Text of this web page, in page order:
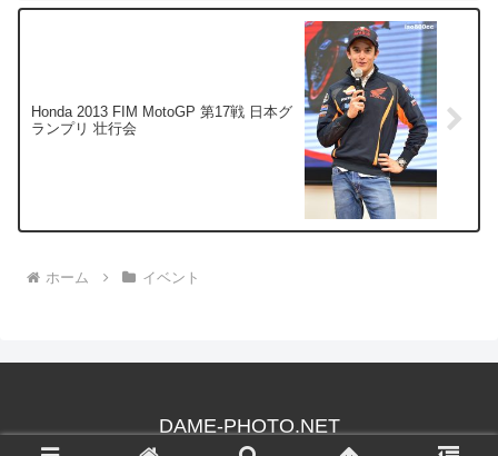
Honda 2013 FIM MotoGP 第17戦 日本グ
ランプリ 壮行会
ホーム イベント
DAME-PHOTO.NET